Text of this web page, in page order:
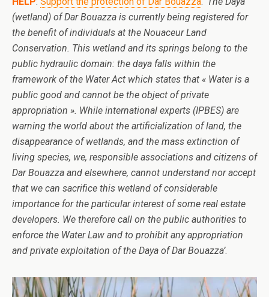
(wetland) of Dar Bouazza is currently being registered for
the benefit of individuals at the Nouaceur Land
Conservation. This wetland and its springs belong to the
public hydraulic domain: the daya falls within the
framework of the Water Act which states that « Water is a
public good and cannot be the object of private
appropriation ». While international experts (IPBES) are
warning the world about the artificialization of land, the
disappearance of wetlands, and the mass extinction of
living species, we, responsible associations and citizens of
Dar Bouazza and elsewhere, cannot understand nor accept
that we can sacrifice this wetland of considerable
importance for the particular interest of some real estate
developers. We therefore call on the public authorities to
enforce the Water Law and to prohibit any appropriation
and private exploitation of the Daya of Dar Bouazza’.